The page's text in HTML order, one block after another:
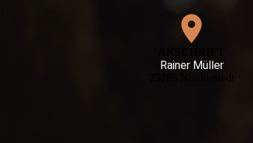
Rainer Müller